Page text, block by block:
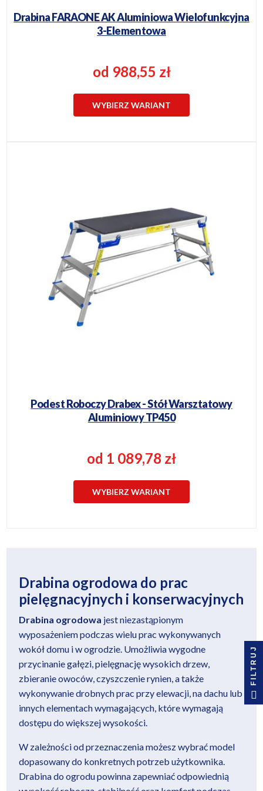
Drabina FARAONE AK Aluminiowa Wielofunkcyjna
3-Elementowa
od 988,55 zł
WYBIERZ WARIANT
Podest Roboczy Drabex - Stół Warsztatowy
Aluminiowy TP450
od 1 089,78 zł
WYBIERZ WARIANT
Drabina ogrodowa do prac
pielęgnacyjnych i konserwacyjnych
Drabina ogrodowa jest niezastąpionym
wyposażeniem podczas wielu prac wykonywanych
wokół domu i w ogrodzie. Umożliwia wygodne
przycinanie gałęzi, pielęgnację wysokich drzew,
zbieranie owoców, czyszczenie rynien, a także
wykonywanie drobnych prac przy elewacji, na dachu lub
innych elementach wymagających, które wymagają
dostępu do większej wysokości.
W zależności od przeznaczenia możesz wybrać model
dopasowany do konkretnych potrzeb użytkownika.
Drabina do ogrodu powinna zapewniać odpowiednią
FILTRUJ